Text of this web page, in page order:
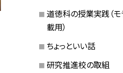
道徳科の授業実践（
載用）
ちょっといい話
研究推進校の取組